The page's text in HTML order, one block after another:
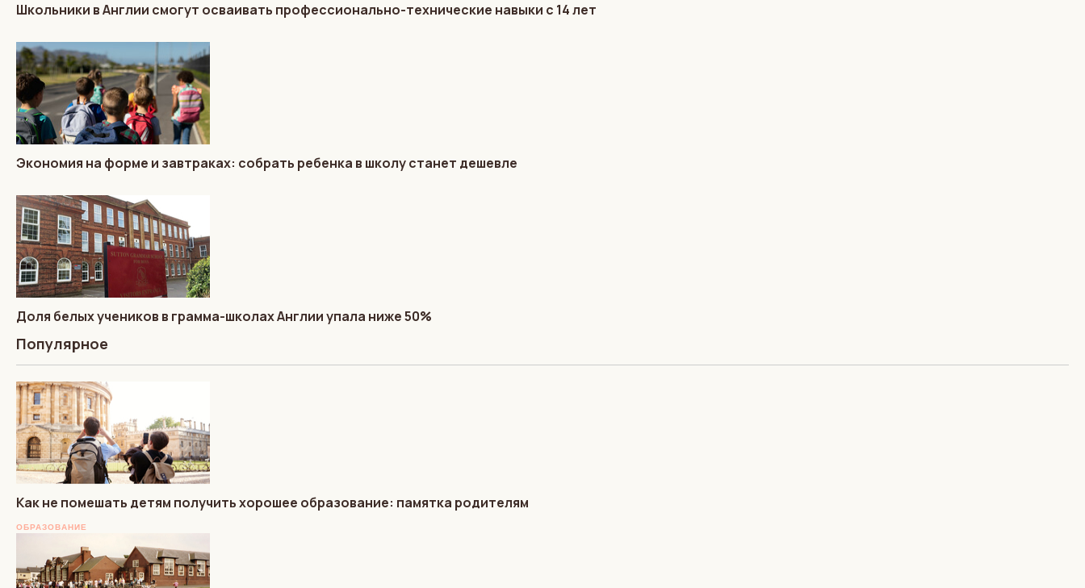
Школьники в Англии смогут осваивать профессионально-технические навыки с 14 лет
Экономия на форме и завтраках: собрать ребенка в школу станет дешевле
Доля белых учеников в грамма-школах Англии упала ниже 50%
Популярное
Как не помешать детям получить хорошее образование: памятка родителям
ОБРАЗОВАНИЕ